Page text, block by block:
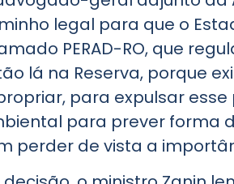
legal para que o
PERAD-RO, que
lá na Reserva, porque
para expulsar
para prever forma
perder de vista a